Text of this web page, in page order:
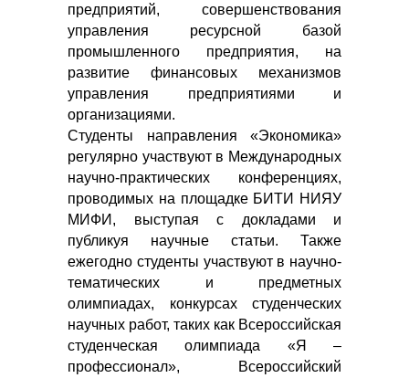
предприятий, совершенствования
управления ресурсной базой
промышленного предприятия, на
развитие финансовых механизмов
управления предприятиями и
организациями.
Студенты направления «Экономика»
регулярно участвуют в Международных
научно-практических конференциях,
проводимых на площадке БИТИ НИЯУ
МИФИ, выступая с докладами и
публикуя научные статьи. Также
ежегодно студенты участвуют в научно-
тематических и предметных
олимпиадах, конкурсах студенческих
научных работ, таких как Всероссийская
студенческая олимпиада «Я –
профессионал», Всероссийский